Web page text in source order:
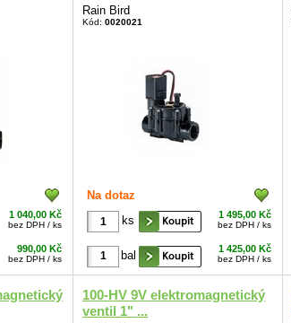
1 040,00 Kč
bez DPH / ks
990,00 Kč
bez DPH / ks
Rain Bird
Kód: 0020021
Na dotaz
ks
1 495,00 Kč
bez DPH / ks
bal 1 425,00 Kč
bez DPH / ks
100-HV 9V elektromagnetický
ventil 1" ...